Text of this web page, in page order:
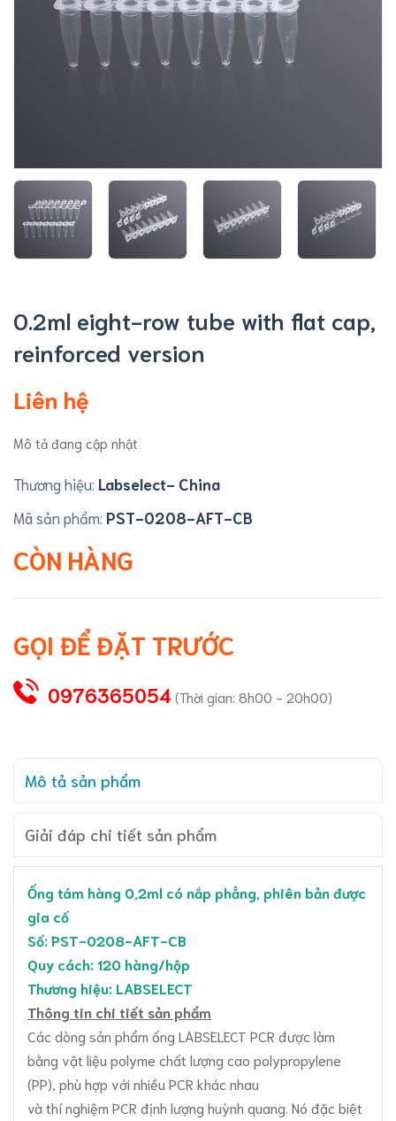
0.2ml eight-row tube with flat cap,
reinforced version
Liên hệ
Mô tả đang cập nhật
Thương hiệu: Labselect- China
Mã sản phẩm: PST-0208-AFT-CB
CÒN HÀNG
GỌI ĐỂ ĐẶT TRƯỚC
0976365054 (Thời gian: 8h00 - 20h00)
Mô tả sản phẩm
Giải đáp chi tiết sản phẩm
Ống tám hàng 0,2ml có nắp phẳng, phiên bản được
gia cố
Số: PST-0208-AFT-CB
Quy cách: 120 hàng/hộp
Thương hiệu: LABSELECT
Thông tin chi tiết sản phẩm
Các dòng sản phẩm ống LABSELECT PCR được làm
bằng vật liệu polyme chất lượng cao polypropylene
(PP), phù hợp với nhiều PCR khác nhau
và thí nghiệm PCR định lượng huỳnh quang. Nó đặc biệt